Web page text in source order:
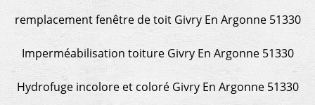
remplacement fenêtre de toit Givry En Argonne 51330
Imperméabilisation toiture Givry En Argonne 51330
Hydrofuge incolore et coloré Givry En Argonne 51330